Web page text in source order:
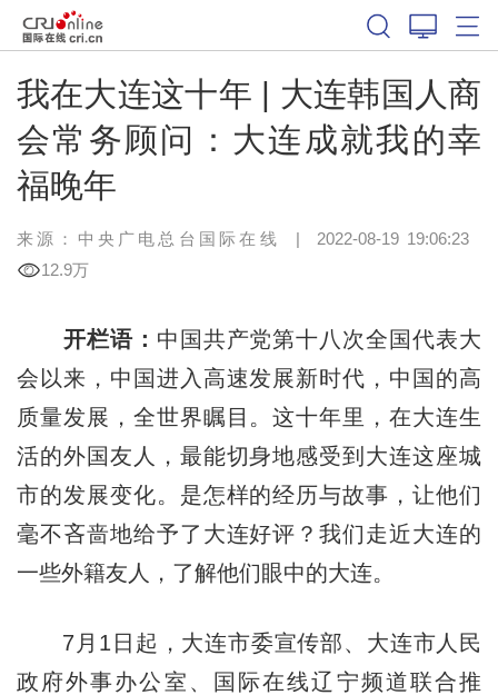
我在大连这十年 | 大连韩国人商
会常务顾问：大连成就我的幸
福晚年
来源：中央广电总台国际在线 | 2022-08-19 19:06:23
12.9万
开栏语： 中国共产党第十八次全国代表大
会以来，中国进入高速发展新时代，中国的高
质量发展，全世界瞩目。这十年里，在大连生
活的外国友人，最能切身地感受到大连这座城
市的发展变化。是怎样的经历与故事，让他们
毫不吝啬地给予了大连好评？我们走近大连的
一些外籍友人，了解他们眼中的大连。
7月1日起，大连市委宣传部、大连市人民
政府外事办公室、国际在线辽宁频道联合推